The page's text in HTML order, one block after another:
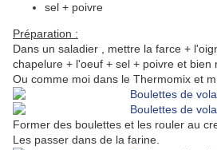
sel + poivre
Préparation :
Dans un saladier , mettre la farce +
chapelure + l'oeuf + sel + poivre et bien
Ou comme moi dans le Thermomix et
Former des boulettes et les rouler au
Les passer dans de la farine.